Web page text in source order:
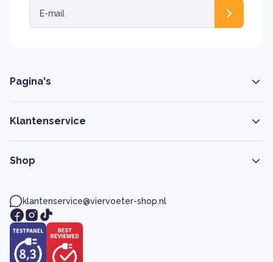
Pagina's
Klantenservice
Shop
klantenservice@viervoeter-shop.nl